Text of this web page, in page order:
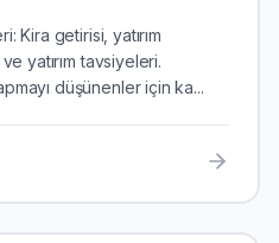
Kira getirisi, yatırım
yatırım tavsiyeleri.
düşünenler için ka...